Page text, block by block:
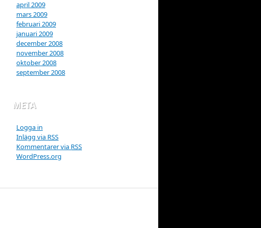
april 2009
mars 2009
februari 2009
januari 2009
december 2008
november 2008
oktober 2008
september 2008
META
Logga in
Inlägg via RSS
Kommentarer via RSS
WordPress.org